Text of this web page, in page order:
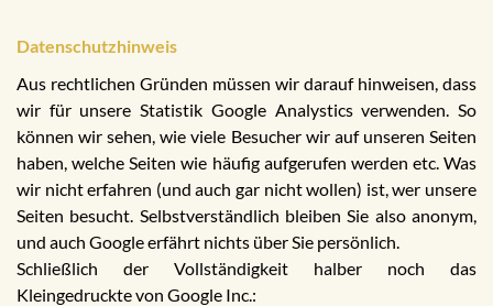
Datenschutzhinweis
Aus rechtlichen Gründen müssen wir darauf hinweisen, dass
wir für unsere Statistik Google Analystics verwenden. So
können wir sehen, wie viele Besucher wir auf unseren Seiten
haben, welche Seiten wie häufig aufgerufen werden etc. Was
wir nicht erfahren (und auch gar nicht wollen) ist, wer unsere
Seiten besucht. Selbstverständlich bleiben Sie also anonym,
und auch Google erfährt nichts über Sie persönlich.
Schließlich der Vollständigkeit halber noch das
Kleingedruckte von Google Inc.: